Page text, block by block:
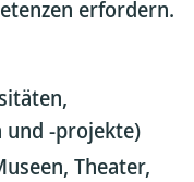
erfordern.
und -projekte)
Theater,